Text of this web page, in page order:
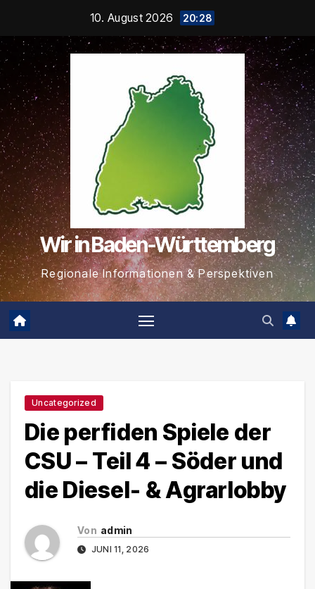
springen
10. August 2026 20:28
Wir in Baden-Württemberg
Regionale Informationen & Perspektiven
Uncategorized
Die perfiden Spiele der
CSU – Teil 4 – Söder und
die Diesel- & Agrarlobby
Von admin
JUNI 11, 2026